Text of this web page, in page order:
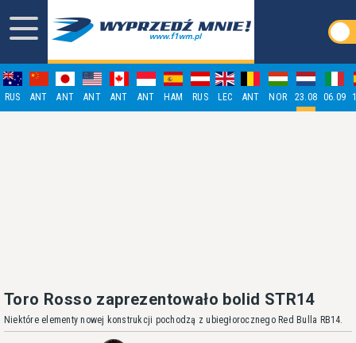
RUS ANT ANT ANT ANT ANT HAM RUS LEC ANT NOR 23.08 06.09
Toro Rosso zaprezentowało bolid STR14
Niektóre elementy nowej konstrukcji pochodzą z ubiegłorocznego Red Bulla RB14.